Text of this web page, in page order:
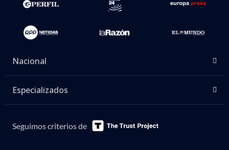
Nacional
Especializados
Seguimos criterios de